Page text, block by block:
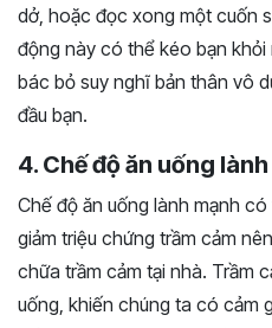
dở, hoặc đọc xong một cuốn
động này có thể kéo bạn
bác bỏ suy nghĩ bản thân vô
đầu bạn.
4. Chế độ ăn uống
Chế độ ăn uống lành mạnh
giảm triệu chứng trầm cảm
chữa trầm cảm tại nhà. Trầm
uống, khiến chúng ta có cảm